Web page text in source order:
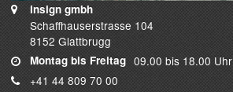
insign gmbh
Schaffhauserstrasse 104
8152 Glattbrugg
Montag bis Freitag 09.00 bis 18.00 Uhr
+41 44 809 70 00